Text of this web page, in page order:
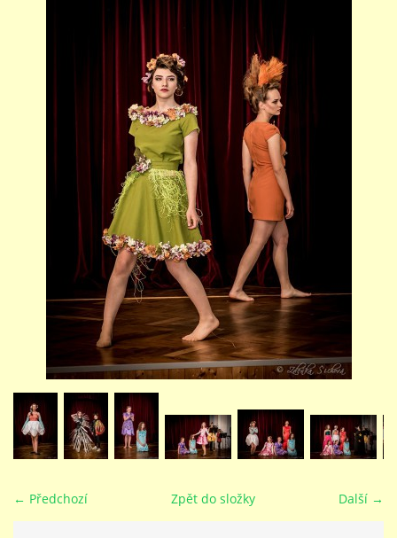
TALENTOVÉ ZKOUŠKY
VIDEA - FILMOVÁ TVORBA
PEDAGOGICKÝ SBOR
DOKUMENTY / KE STAŽENÍ
KURZY
← Předchozí Další →
Zpět do složky